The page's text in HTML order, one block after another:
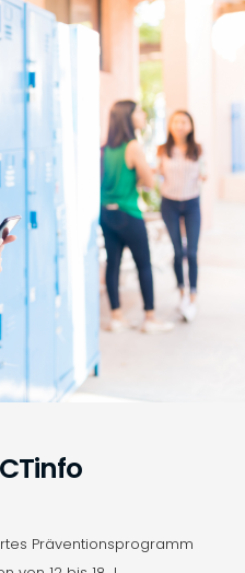
Präventionsprogramm